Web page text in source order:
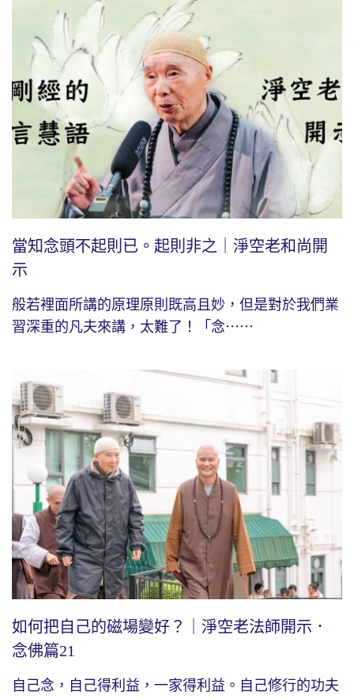
當知念頭不起則已。起則非之｜淨空老和尚開
示
般若裡面所講的原理原則既高且妙，但是對於我們業
習深重的凡夫來講，太難了！「念⋯⋯
如何把自己的磁場變好？｜淨空老法師開示．
念佛篇21
自己念，自己得利益，一家得利益。自己修行的功夫